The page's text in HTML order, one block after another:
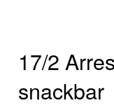
17/2
snackbar